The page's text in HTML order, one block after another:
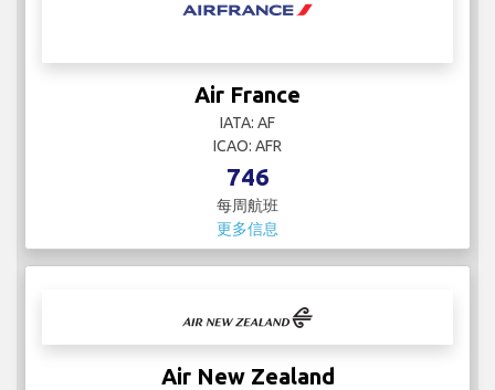
Air France
IATA: AF
ICAO: AFR
746
每周航班
更多信息
Air New Zealand